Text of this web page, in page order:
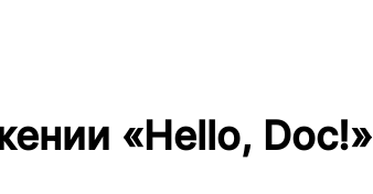
«Hello, Doc!»